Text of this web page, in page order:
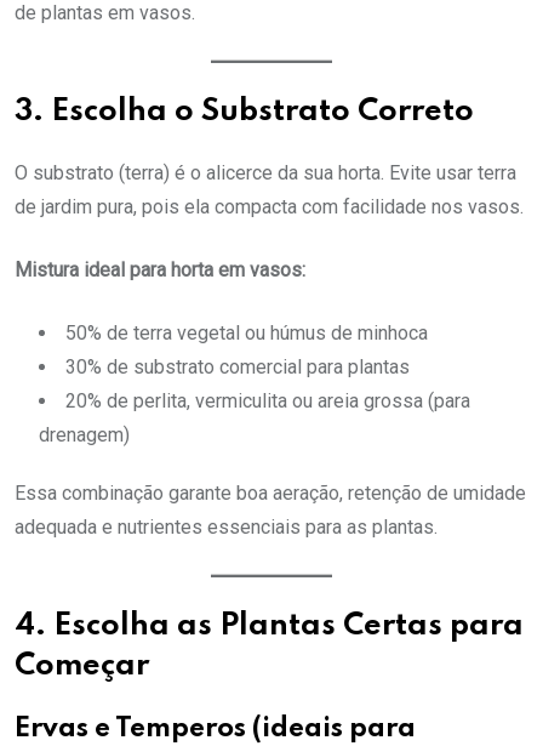
de plantas em vasos.
3. Escolha o Substrato Correto
O substrato (terra) é o alicerce da sua horta. Evite usar terra
de jardim pura, pois ela compacta com facilidade nos vasos.
Mistura ideal para horta em vasos:
50% de terra vegetal ou húmus de minhoca
30% de substrato comercial para plantas
20% de perlita, vermiculita ou areia grossa (para
drenagem)
Essa combinação garante boa aeração, retenção de umidade
adequada e nutrientes essenciais para as plantas.
4. Escolha as Plantas Certas para
Começar
Ervas e Temperos (ideais para